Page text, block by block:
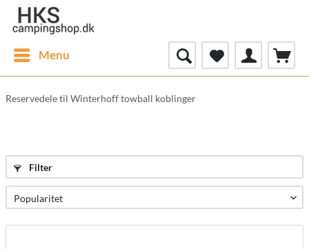
Menu
Reservedele til Winterhoff towball koblinger
Filter